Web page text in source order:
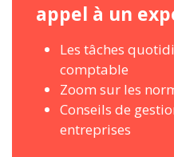
appel à un
Les tâches
comptable
Zoom sur les
Conseils de
entreprises